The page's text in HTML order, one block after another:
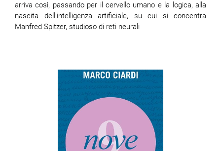
arriva così, passando per il cervello umano e la logica, alla
nascita dell’intelligenza artificiale, su cui si concentra
Manfred Spitzer, studioso di reti neurali